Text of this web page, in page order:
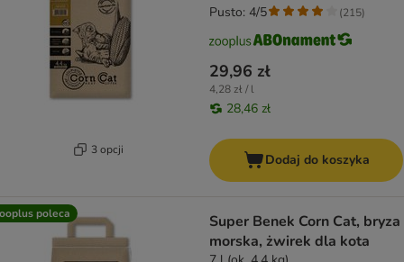
3 opcji
29,96 zł
4,28 zł / l
28,46 zł
Pusto: 4/5 (215)
Dodaj do koszyka
poleca
Super Benek Corn Cat, bryza
morska, żwirek dla kota